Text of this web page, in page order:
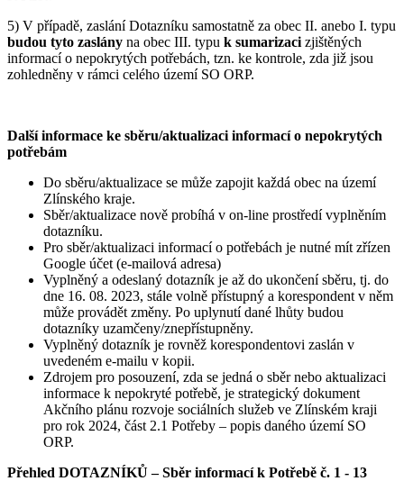
5) V případě, zaslání Dotazníku samostatně za obec II. anebo I. typu
budou tyto zaslány na obec III. typu k sumarizaci zjištěných
informací o nepokrytých potřebách, tzn. ke kontrole, zda již jsou
zohledněny v rámci celého území SO ORP.
Další informace ke sběru/aktualizaci informací o nepokrytých
potřebám
Do sběru/aktualizace se může zapojit každá obec na území
Zlínského kraje.
Sběr/aktualizace nově probíhá v on-line prostředí vyplněním
dotazníku.
Pro sběr/aktualizaci informací o potřebách je nutné mít zřízen
Google účet (e-mailová adresa)
Vyplněný a odeslaný dotazník je až do ukončení sběru, tj. do
dne 16. 08. 2023, stále volně přístupný a korespondent v něm
může provádět změny. Po uplynutí dané lhůty budou
dotazníky uzamčeny/znepřístupněny.
Vyplněný dotazník je rovněž korespondentovi zaslán v
uvedeném e-mailu v kopii.
Zdrojem pro posouzení, zda se jedná o sběr nebo aktualizaci
informace k nepokryté potřebě, je strategický dokument
Akčního plánu rozvoje sociálních služeb ve Zlínském kraji
pro rok 2024, část 2.1 Potřeby – popis daného území SO
ORP.
Přehled DOTAZNÍKŮ – Sběr informací k Potřebě č. 1 - 13